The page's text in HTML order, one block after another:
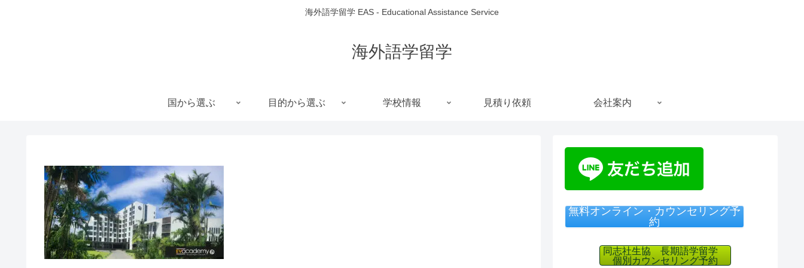
海外語学留学 EAS - Educational Assistance Service
海外語学留学
国から選ぶ 目的から選ぶ 学校情報 見積り依頼 会社案内
無料オンライン・カウンセリング予
約
同志社生協 長期語学留学
個別カウンセリング予約